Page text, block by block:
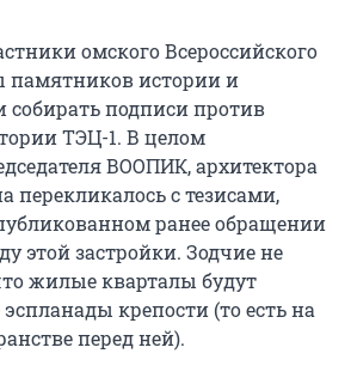
омского Всероссийского
памятников истории и
собирать подписи против
ТЭЦ-1. В целом
ВООПИК, архитектора
с тезисами,
ранее обращении
этой застройки. Зодчие не
жилые кварталы будут
крепости (то есть на
перед ней).